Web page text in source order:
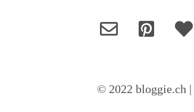
© 2022 bloggie.ch |